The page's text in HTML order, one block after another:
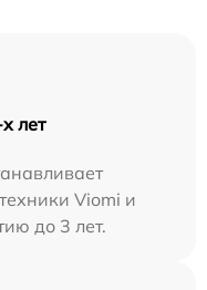
лет
Viomi и
до 3 лет.